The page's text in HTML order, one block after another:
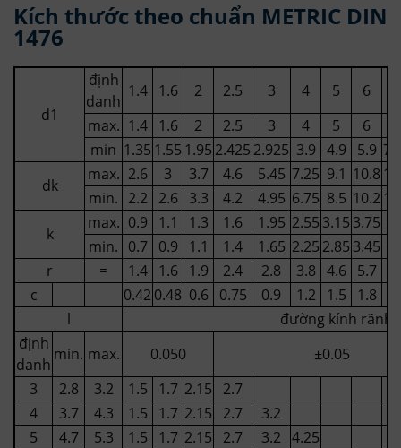
Kích thước theo chuẩn METRIC DIN
1476
d1
định
danh
1.4 1.6 2 2.5 3 4 5 6
max. 1.4 1.6 2 2.5 3 4 5 6
min 1.35 1.55 1.95 2.425 2.925 3.9 4.9 5.9
dk
max. 2.6 3 3.7 4.6 5.45 7.25 9.1 10.8
min. 2.2 2.6 3.3 4.2 4.95 6.75 8.5 10.2
k
max. 0.9 1.1 1.3 1.6 1.95 2.55 3.15 3.75
min. 0.7 0.9 1.1 1.4 1.65 2.25 2.85 3.45
r
= 1.4 1.6 1.9 2.4 2.8 3.8 4.6 5.7
c
0.42 0.48 0.6 0.75 0.9 1.2 1.5 1.8
l
đường kính rãnh
định
danh
min. max. 0.050
±0.05
3
2.8 3.2 1.5 1.7 2.15
2.7
4
3.7 4.3 1.5 1.7 2.15 2.7
3.2
5
4.7 5.3 1.5 1.7 2.15 2.7 3.2 4.25